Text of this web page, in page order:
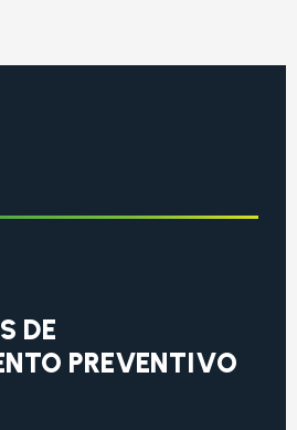
DE
PREVENTIVO